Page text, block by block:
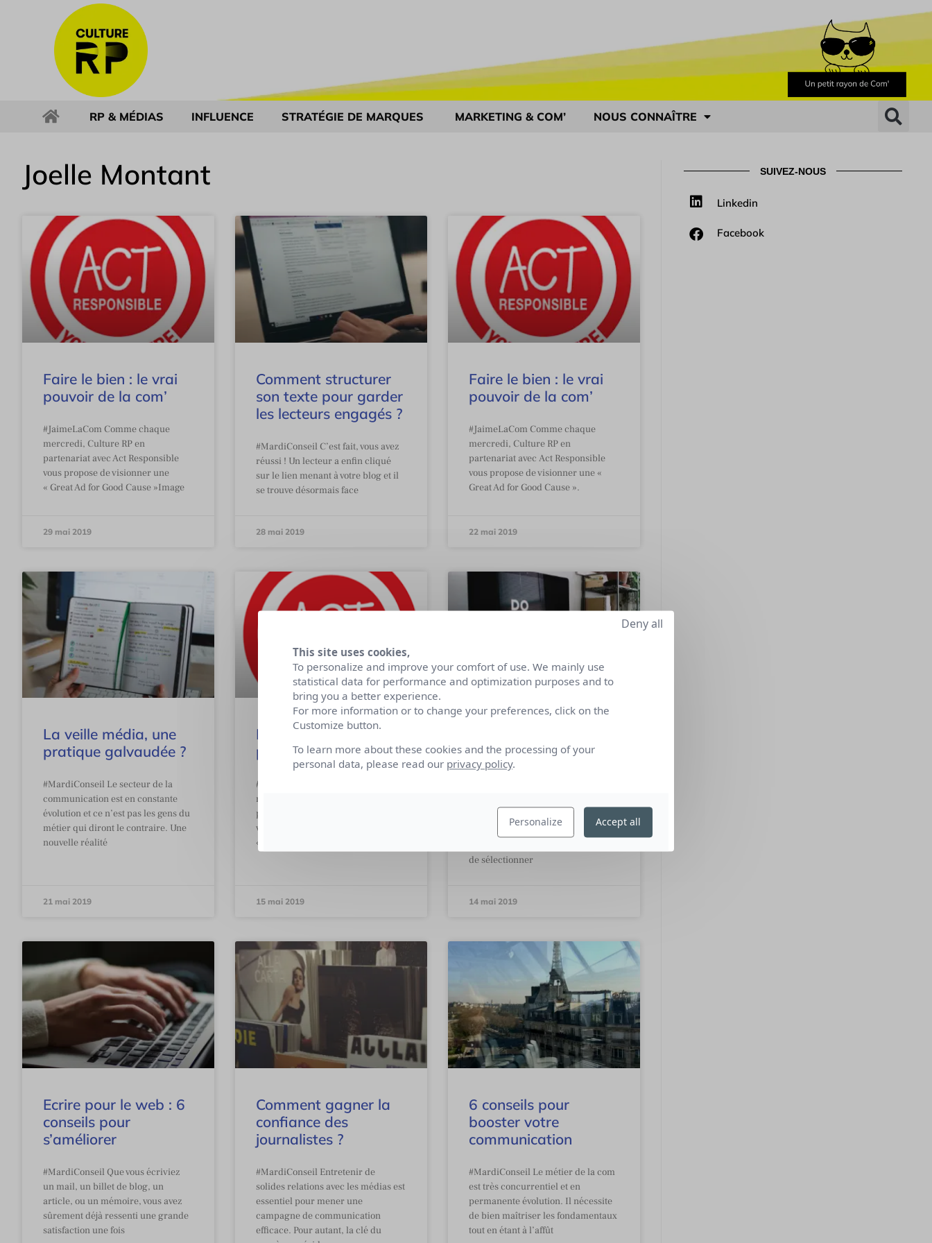
RP & MÉDIAS INFLUENCE STRATÉGIE DE MARQUES MARKETING & COM’ NOUS CONNAÎTRE
Joelle Montant
Faire le bien : le vrai
pouvoir de la com’
#JaimeLaCom Comme chaque
mercredi, Culture RP en
partenariat avec Act Responsible
vous propose de visionner une
« Great Ad for Good Cause »Image
29 mai 2019
Comment structurer
son texte pour garder
les lecteurs engagés ?
#MardiConseil C’est fait, vous avez
réussi ! Un lecteur a enfin cliqué
sur le lien menant à votre blog et il
se trouve désormais face
28 mai 2019
Faire le bien : le vrai
pouvoir de la com’
#JaimeLaCom Comme chaque
mercredi, Culture RP en
partenariat avec Act Responsible
vous propose de visionner une «
Great Ad for Good Cause ».
22 mai 2019
La veille média, une
pratique galvaudée ?
#MardiConseil Le secteur de la
communication est en constante
évolution et ce n’est pas les gens du
métier qui diront le contraire. Une
nouvelle réalité
21 mai 2019
Faire le bien : le vrai
pouvoir de la com’
#JaimeLaCom Comme chaque
mercredi, Culture RP en
partenariat avec Act Responsible
vous propose de visionner une
« Great Ad for Good Cause »
15 mai 2019
6 étapes pour se
démarquer
portfolio est une tâche passionnante
de sélectionner
14 mai 2019
Ecrire pour le web : 6
conseils pour
s’améliorer
#MardiConseil Que vous écriviez
un mail, un billet de blog, un
article, ou un mémoire, vous avez
sûrement déjà ressenti une grande
satisfaction une fois
Comment gagner la
confiance des
journalistes ?
#MardiConseil Entretenir de
solides relations avec les médias est
essentiel pour mener une
campagne de communication
efficace. Pour autant, la clé du
6 conseils pour
booster votre
communication
#MardiConseil Le métier de la com
est très concurrentiel et en
permanente évolution. Il nécessite
de bien maîtriser les fondamentaux
tout en étant à l’affût
SUIVEZ-NOUS
Linkedin
Facebook
This site uses cookies,
To personalize and improve your comfort of use. We mainly use
statistical data for performance and optimization purposes and to
bring you a better experience.
For more information or to change your preferences, click on the
Customize button.
To learn more about these cookies and the processing of your
personal data, please read our privacy policy.
Personalize
Deny all
Accept all